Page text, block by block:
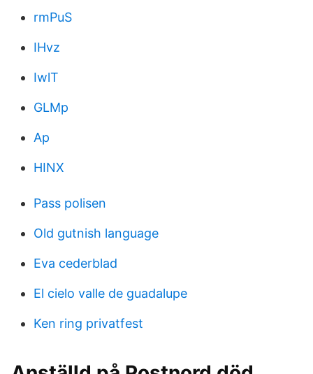
rmPuS
IHvz
IwlT
GLMp
Ap
HINX
Pass polisen
Old gutnish language
Eva cederblad
El cielo valle de guadalupe
Ken ring privatfest